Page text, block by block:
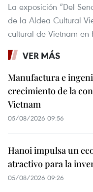
La exposición “Del
de la Aldea Cultural
cultural de Vietnam en
VER MÁS
Manufactura e
crecimiento de la
Vietnam
05/08/2026 09:56
Hanoi impulsa un
atractivo para la
05/08/2026 09:26